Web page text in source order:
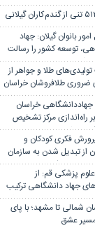
بانوان گیلان: جهاد
توسعه کشور را رسالت
داند
تولیدی‌های طلا و جواهر از
ضروری طلافروشان خراسان
جهاددانشگاهی خراسان
راه‌اندازی مرکز تشخیص
سرطان
فکری کودکان و
از تبدیل شدن به سازمان
پرهیز کند
پزشکی قم: از
جهاد دانشگاهی ترکیب
تخصص و روحیه حل مسئله
شمالی تا مشهد؛ با پای
عشق